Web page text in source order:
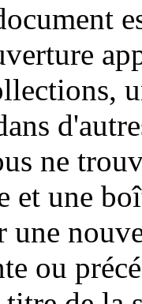
ne
et une
une
ou